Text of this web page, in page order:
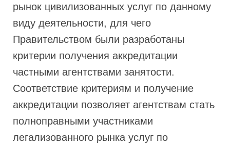
рынок цивилизованных услуг по данному
виду деятельности, для чего
Правительством были разработаны
критерии получения аккредитации
частными агентствами занятости.
Соответствие критериям и получение
аккредитации позволяет агентствам стать
полноправными участниками
легализованного рынка услуг по